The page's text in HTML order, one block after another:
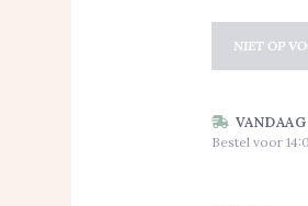
NIET OP
Bestel voor